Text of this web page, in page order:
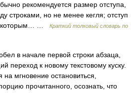
рекомендуется размер отступа,
строками, но не менее кегля; отступ
которым… …
Краткий толковый словарь по
в начале первой строки абзаца,
переход к новому текстовому куску.
на мгновение остановиться,
прочитанного, осознать, что